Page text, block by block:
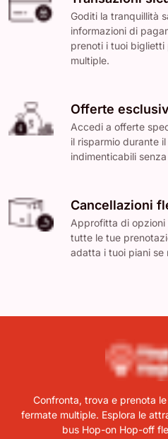
Goditi la tranquillità
informazioni di
prenoti i tuoi
multiple.
Offerte
Accedi a offerte
il risparmio durante
indimenticabili
Cancellazioni
Approfitta di opzioni
tutte le tue
adatta i tuoi piani se
Confronta, trova e prenota
fermate multiple. Esplora le
bus Hop-on Hop-off